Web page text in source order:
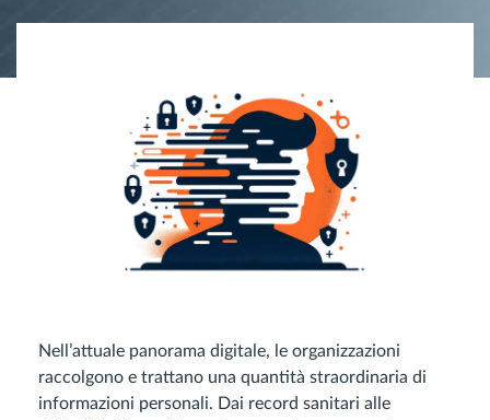
Nell’attuale panorama digitale, le organizzazioni
raccolgono e trattano una quantità straordinaria di
informazioni personali. Dai record sanitari alle